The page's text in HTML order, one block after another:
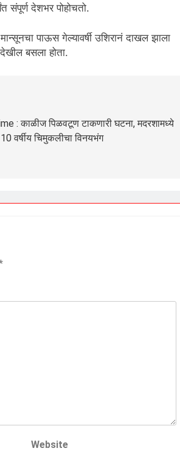
संपूर्ण देशभर पोहोचतो.
पाऊस गेल्यावर्षी उशिरानं दाखल झाला
बसला होता.
: काळीज पिळवटूण टाकणारी घटना, मदरशामध्ये
वर्षीय चिमुकलीचा विनयभंग
Website